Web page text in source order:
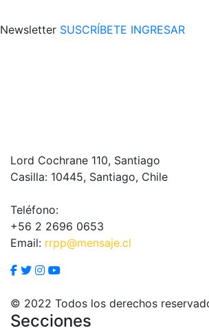
Newsletter SUSCRÍBETE INGRESAR
Lord Cochrane 110, Santiago
Casilla: 10445, Santiago, Chile
Teléfono:
+56 2 2696 0653
Email: rrpp@mensaje.cl
© 2022 Todos los derechos
Secciones